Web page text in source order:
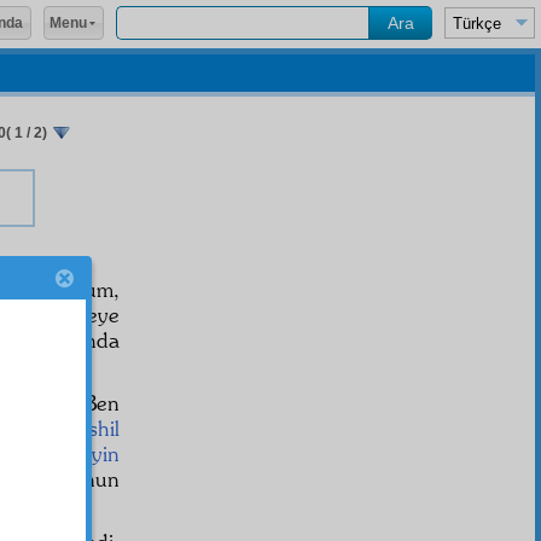
1 / 2)
oldum,
birşeye
nda
Ben
teshil
Hüseyin
larını onun
Menu